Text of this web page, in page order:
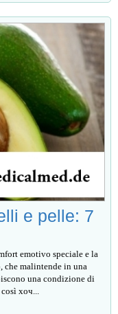
e pelle: 7
emotivo speciale e la
che malintende in una
una condizione di
хоч...